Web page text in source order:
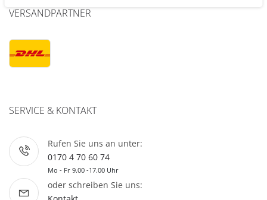
VERSANDPARTNER
SERVICE & KONTAKT
Rufen Sie uns an unter:
0170 4 70 60 74
Mo - Fr 9.00 -17.00 Uhr
oder schreiben Sie uns: